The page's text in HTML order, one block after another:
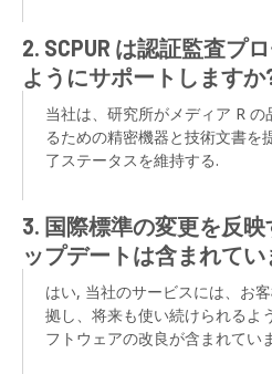
2. SCPUR は認証監査プ
ようにサポートしますか
当社は、研究所がメディア R
るための精密機器と技術文書
了ステータスを維持する.
3. 国際標準の変更を反
ップデートは含まれてい
はい, 当社のサービスには、お
拠し、将来も使い続けられるよ
フトウェアの改良が含まれてい